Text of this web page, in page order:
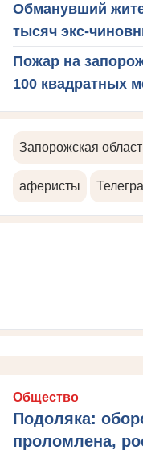
Обманувший
тысяч экс-
Пожар на
100 квадратных
Запорожская
аферисты
Общество
Подоляка:
проломлена,